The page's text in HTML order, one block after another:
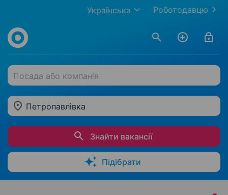
Роботодавцю
Українська
Посада або компанія
Петропавлівка
Знайти вакансії
Підібрати